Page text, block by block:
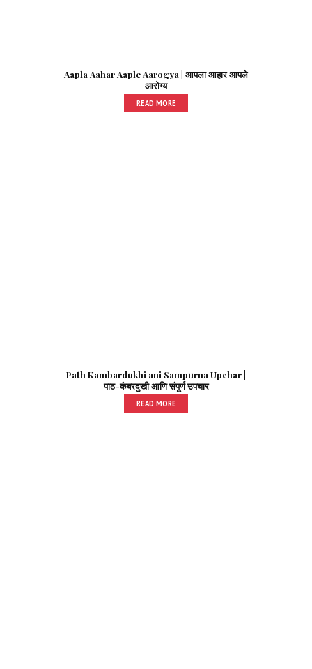
Aapla Aahar Aaple Aarogya | आपला आहार आपले
आरोग्य
READ MORE
Path Kambardukhi ani Sampurna Upchar |
पाठ-कंबरदुखी आणि संपूर्ण उपचार
READ MORE